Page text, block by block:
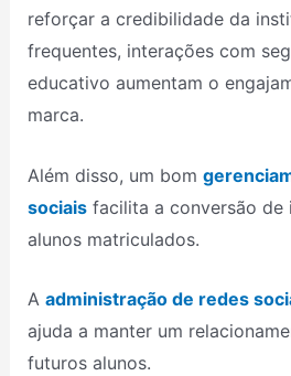
reforçar a credibilidade da
frequentes, interações com
educativo aumentam o
marca.
Além disso, um bom
sociaisfacilita a conversão de
alunos matriculados.
A administração de redes
ajuda a manter um
futuros alunos.